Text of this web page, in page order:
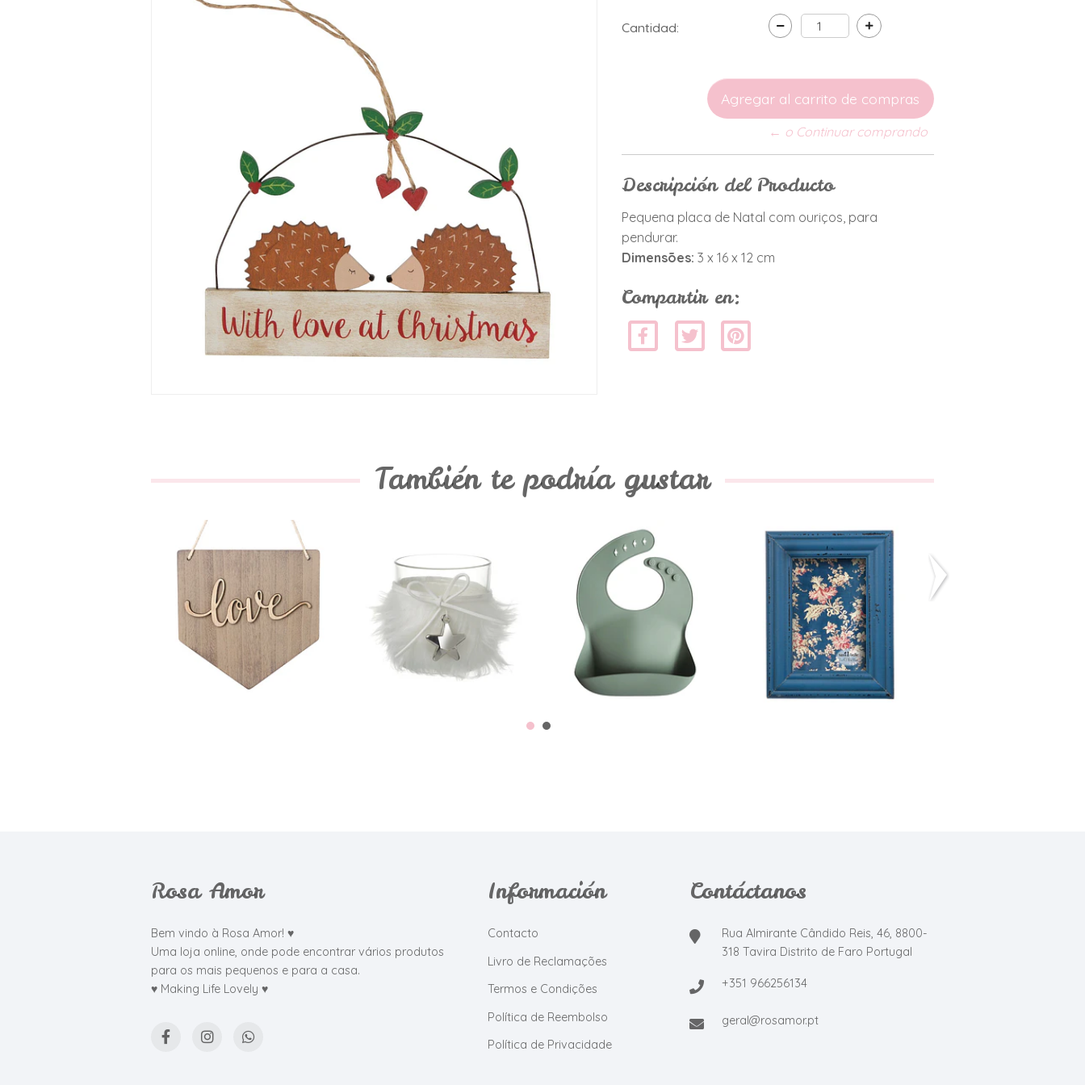
Cantidad:
← o Continuar comprando
Descripción del Producto
Pequena placa de Natal com ouriços, para
pendurar.
Dimensões: 3 x 16 x 12 cm
Compartir en:
También te podría gustar
Placa Love
€9,20
Copo para Vela
€4,90
Babete Menta
€12,95
Moldura Azul
€10,90
Rosa Amor
Bem vindo à Rosa Amor! ♥
Uma loja online, onde pode encontrar vários produtos
para os mais pequenos e para a casa.
♥ Making Life Lovely ♥
Información
Contacto
Livro de Reclamações
Termos e Condições
Política de Reembolso
Política de Privacidade
Contáctanos
Rua Almirante Cândido Reis, 46, 8800-
318 Tavira Distrito de Faro Portugal
+351 966256134
geral@rosamor.pt